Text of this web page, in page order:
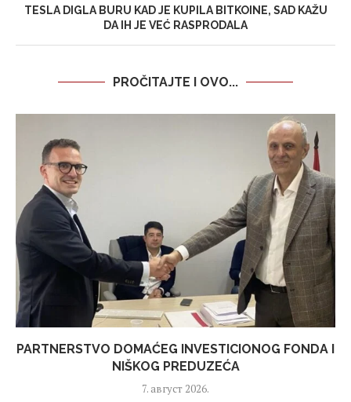
TESLA DIGLA BURU KAD JE KUPILA BITKOINE, SAD KAŽU
DA IH JE VEĆ RASPRODALA
PROČITAJTE I OVO...
PARTNERSTVO DOMAĆEG INVESTICIONOG FONDA I
NIŠKOG PREDUZEĆA
7. август 2026.